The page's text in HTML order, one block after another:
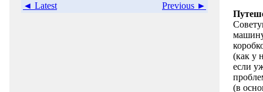
◄ Latest Previous ►
(как у
если
(в